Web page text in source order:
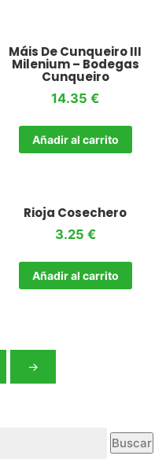
Máis De Cunqueiro III
Milenium – Bodegas
Cunqueiro
14.35€
Añadir al carrito
Rioja Cosechero
3.25 €
Añadir al carrito
→
Buscar